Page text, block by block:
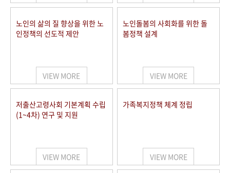
노인의 삶의 질 향상을 위한 노
인정책의 선도적 제안
VIEW MORE
노인돌봄의 사회화를 위한 돌
봄정책 설계
VIEW MORE
저출산고령사회 기본계획 수립
(1~4차) 연구 및 지원
VIEW MORE
가족복지정책 체계 정립
VIEW MORE